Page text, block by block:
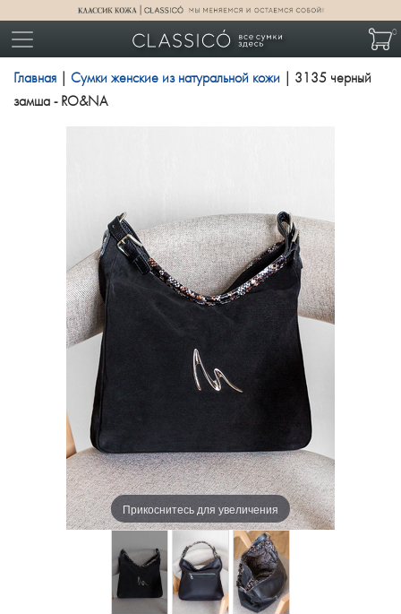
0
Главная Сумки женские из натуральной кожи | 3135 черный
замша - RO&NA
Прикоснитесь для увеличения